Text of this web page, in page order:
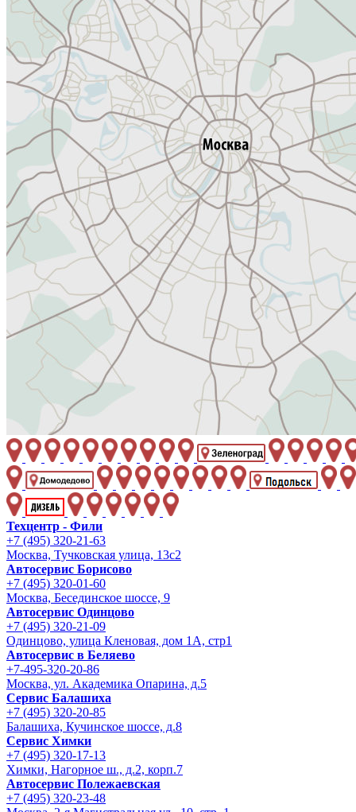
Техцентр - Фили
+7 (495) 320-21-63
Москва, Тучковская улица, 13с2
Автосервис Борисово
+7 (495) 320-01-60
Москва, Бесединское шоссе, 9
Автосервис Одинцово
+7 (495) 320-21-09
Одинцово, улица Кленовая, дом 1А, стр1
Автосервис в Беляево
+7-495-320-20-86
Москва, ул. Академика Опарина, д.5
Сервис Балашиха
+7 (495) 320-20-85
Балашиха, Кучинское шоссе, д.8
Сервис Химки
+7 (495) 320-17-13
Химки, Нагорное ш., д.2, корп.7
Автосервис Полежаевская
+7 (495) 320-23-48